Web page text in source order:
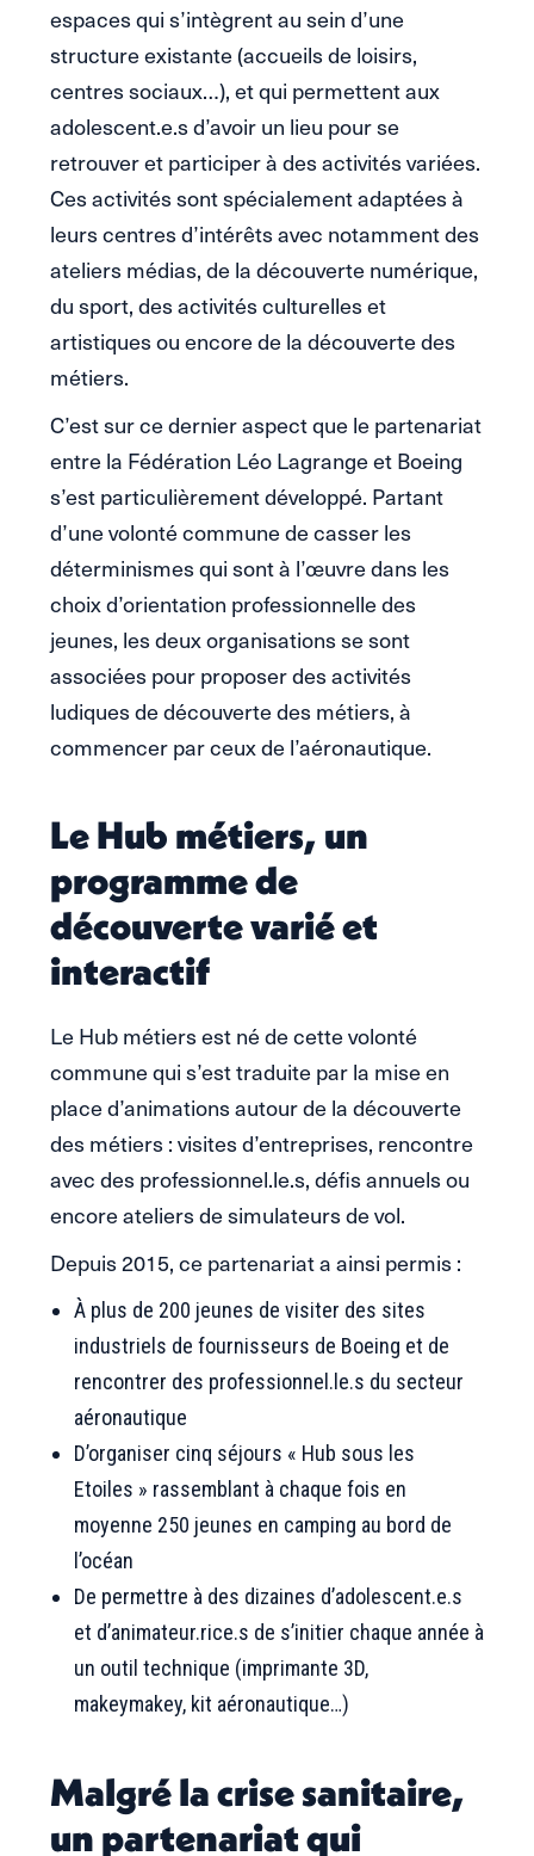
espaces qui s’intègrent au sein d’une
structure existante (accueils de loisirs,
centres sociaux…), et qui permettent aux
adolescent.e.s d’avoir un lieu pour se
retrouver et participer à des activités variées.
Ces activités sont spécialement adaptées à
leurs centres d’intérêts avec notamment des
ateliers médias, de la découverte numérique,
du sport, des activités culturelles et
artistiques ou encore de la découverte des
métiers.
C’est sur ce dernier aspect que le partenariat
entre la Fédération Léo Lagrange et Boeing
s’est particulièrement développé. Partant
d’une volonté commune de casser les
déterminismes qui sont à l’œuvre dans les
choix d’orientation professionnelle des
jeunes, les deux organisations se sont
associées pour proposer des activités
ludiques de découverte des métiers, à
commencer par ceux de l’aéronautique.
Le Hub métiers, un
programme de
découverte varié et
interactif
Le Hub métiers est né de cette volonté
commune qui s’est traduite par la mise en
place d’animations autour de la découverte
des métiers : visites d’entreprises, rencontre
avec des professionnel.le.s, défis annuels ou
encore ateliers de simulateurs de vol.
Depuis 2015, ce partenariat a ainsi permis :
À plus de 200 jeunes de visiter des sites
industriels de fournisseurs de Boeing et de
rencontrer des professionnel.le.s du secteur
aéronautique
D’organiser cinq séjours « Hub sous les
Etoiles » rassemblant à chaque fois en
moyenne 250 jeunes en camping au bord de
l’océan
De permettre à des dizaines d’adolescent.e.s
et d’animateur.rice.s de s’initier chaque année à
un outil technique (imprimante 3D,
makeymakey, kit aéronautique…)
Malgré la crise sanitaire,
un partenariat qui